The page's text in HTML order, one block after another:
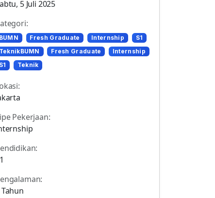
5 Juli 2025
BUMN Fresh Graduate Internship
S1
TeknikBUMN
Fresh Graduate
Internship
S1
Teknik
Pekerjaan: